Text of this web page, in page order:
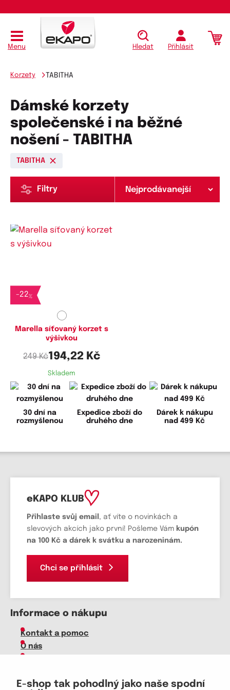
E-shop tak pohodlný jako naše spodní
Menu Hledat Přihlásit
Korzety TABITHA
Dámské korzety
společenské i na běžné
nošení - TABITHA
TABITHA
Filtry
-22%
Marella síťovaný korzet s
výšivkou
249 Kč194,22 Kč
Skladem
30 dní na
rozmyšlenou
Expedice zboží do
druhého dne
Dárek k nákupu
nad 499 Kč
eKAPO KLUB
Přihlaste svůj email , ať víte o novinkách a
slevových akcích jako první! Pošleme Vám kupón
na 100 Kč a dárek k svátku a narozeninám.
Chci se přihlásit
Informace o nákupu
Kontakt a pomoc
O nás
Velkoobchod